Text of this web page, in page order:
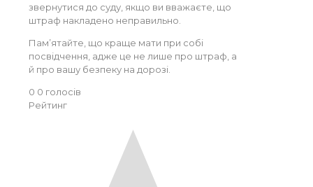
звернутися до суду, якщо ви вважаєте, що
штраф накладено неправильно.
Пам’ятайте, що краще мати при собі
посвідчення, адже це не лише про штраф, а
й про вашу безпеку на дорозі.
0 0 голосів
Рейтинг